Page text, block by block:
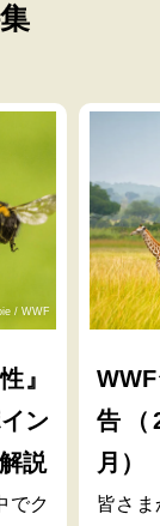
/ WWF
』
ン
説
でク
告（
月）
皆さ